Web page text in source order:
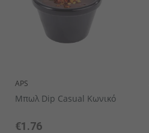
APS
Μπωλ Dip Casual Κωνικό
€1.76